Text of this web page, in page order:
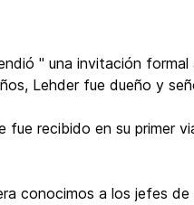
" una invitación
Lehder fue dueño y
fue recibido en su primer
conocimos a los jefes